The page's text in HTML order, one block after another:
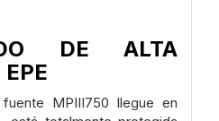
DE ALTA
MPIII750 llegue en